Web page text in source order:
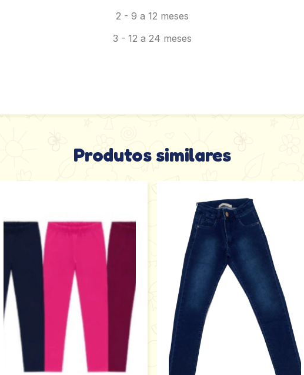
2 - 9 a 12 meses
3 - 12 a 24 meses
Produtos similares